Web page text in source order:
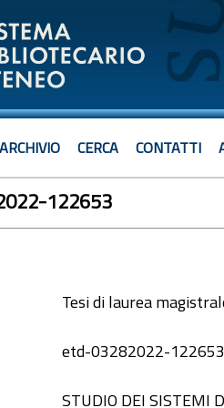
CERCA CONTATTI
122653
Tesi di laurea
etd-03282022-122653
STUDIO DEI SISTEMI